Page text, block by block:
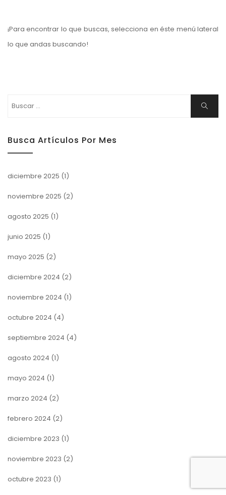
¡Para encontrar lo que buscas, selecciona en éste menú lateral
lo que andas buscando!
Buscar: Buscar
Busca Artículos Por Mes
diciembre 2025 (1)
noviembre 2025 (2)
agosto 2025 (1)
junio 2025 (1)
mayo 2025 (2)
diciembre 2024 (2)
noviembre 2024 (1)
octubre 2024 (4)
septiembre 2024 (4)
agosto 2024 (1)
mayo 2024 (1)
marzo 2024 (2)
febrero 2024 (2)
diciembre 2023 (1)
noviembre 2023 (2)
octubre 2023 (1)